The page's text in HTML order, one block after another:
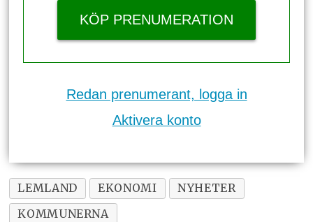
KÖP PRENUMERATION
Redan prenumerant, logga in
Aktivera konto
LEMLAND EKONOMI
NYHETER
KOMMUNERNA